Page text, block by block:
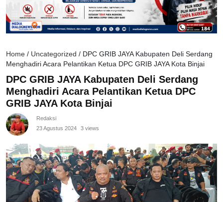
Home / Uncategorized / DPC GRIB JAYA Kabupaten Deli Serdang
Menghadiri Acara Pelantikan Ketua DPC GRIB JAYA Kota Binjai
DPC GRIB JAYA Kabupaten Deli Serdang
Menghadiri Acara Pelantikan Ketua DPC
GRIB JAYA Kota Binjai
Redaksi
23 Agustus 2024
3 views